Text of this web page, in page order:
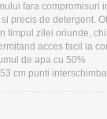
fara compromisuri
precis de detergent.
timpul zilei oriunde,
acces facil la
de apa cu 50%
cm punti